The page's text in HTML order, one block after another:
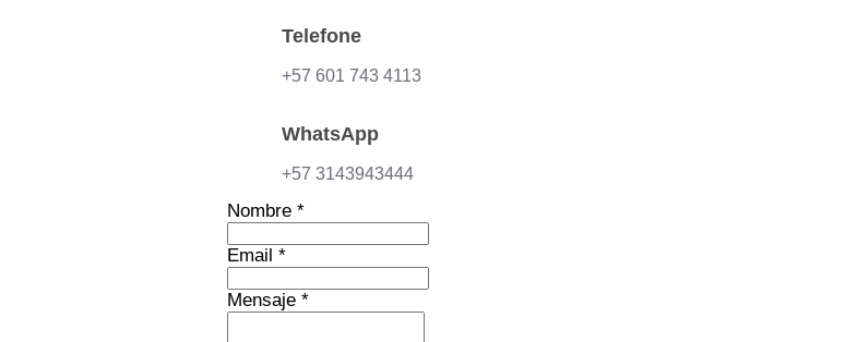
Telefone
+57 601 743 4113
WhatsApp
+57 3143943444
Nombre *
Email *
Mensaje *